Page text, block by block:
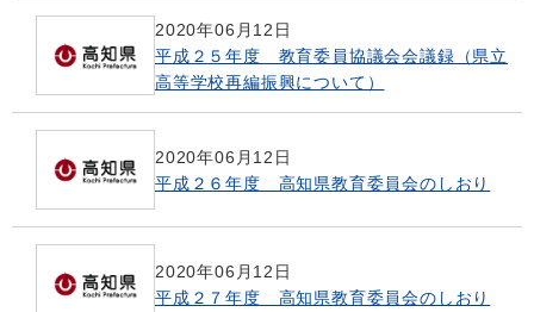
2020年06月12日
平成２５年度 教育委員協議会会議録（県立
高等学校再編振興について）
2020年06月12日
平成２６年度 高知県教育委員会のしおり
2020年06月12日
平成２７年度 高知県教育委員会のしおり